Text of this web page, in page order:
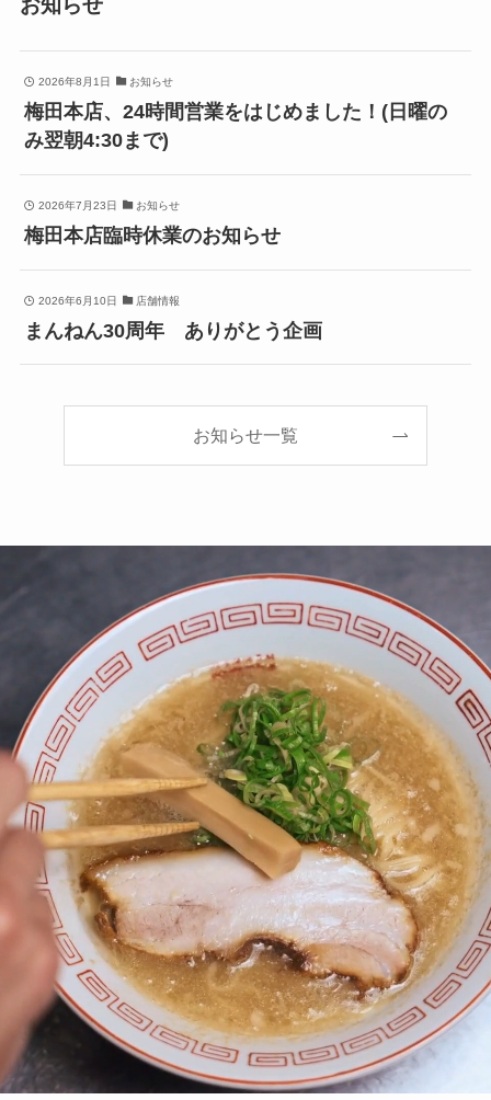
お知らせ
2026年8月1日 お知らせ
梅田本店、24時間営業をはじめました！(日曜の
み翌朝4:30まで)
2026年7月23日 お知らせ
梅田本店臨時休業のお知らせ
2026年6月10日 店舗情報
まんねん30周年 ありがとう企画
お知らせ一覧